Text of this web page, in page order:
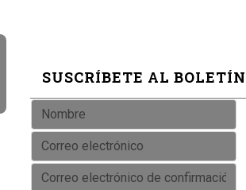
SUSCRÍBETE AL BOLETÍN